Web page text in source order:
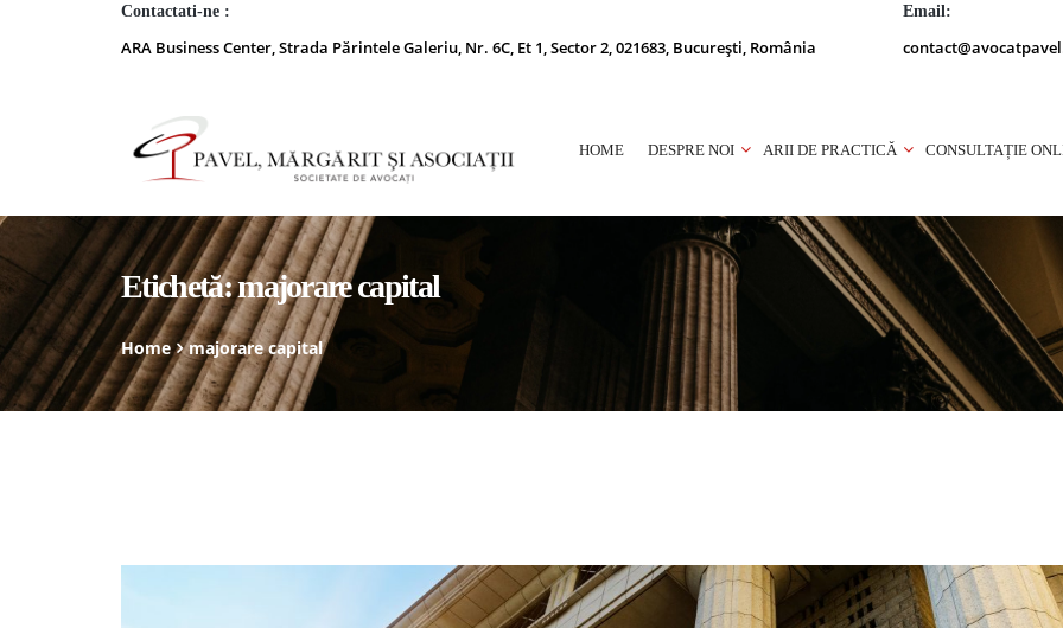
Contactati-ne :
ARA Business Center, Strada Părintele Galeriu, Nr. 6C, Et 1, Sector 2, 021683, București, România
Email:
HOME DESPRE NOI ARII DE PRACTICĂ CONSULTAȚIE
Etichetă:majorare capital
Home majorare capital